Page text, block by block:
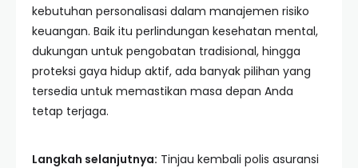
kebutuhan personalisasi dalam manajemen risiko
keuangan. Baik itu perlindungan kesehatan mental,
dukungan untuk pengobatan tradisional, hingga
proteksi gaya hidup aktif, ada banyak pilihan yang
tersedia untuk memastikan masa depan Anda
tetap terjaga.
Langkah selanjutnya: Tinjau kembali polis asuransi